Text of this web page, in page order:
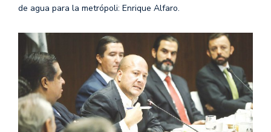
de agua para la metrópoli: Enrique Alfaro.